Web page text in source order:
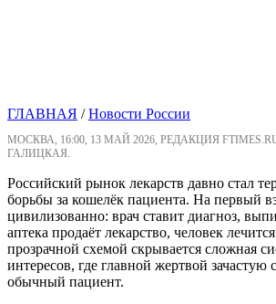
ГЛАВНАЯ /Новости России
МОСКВА, 16:00, 13 МАЙ 2026, РЕДАКЦИЯ
ГАЛИЦКАЯ.
Российский рынок лекарств давно стал
борьбы за кошелёк пациента. На первый
цивилизованно: врач ставит диагноз,
аптека продаёт лекарство, человек
прозрачной схемой скрывается сложная
интересов, где главной жертвой зачастую
обычный пациент.